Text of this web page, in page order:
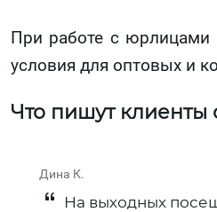
При работе с юрлицами
условия для оптовых и
Что пишут клиенты
Дина К.
На выходных